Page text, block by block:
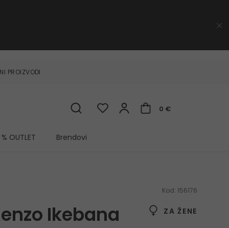
PROIZVODI
0 €
% OUTLET Brendovi
Kod: 156176
Ikebana ZA ŽENE